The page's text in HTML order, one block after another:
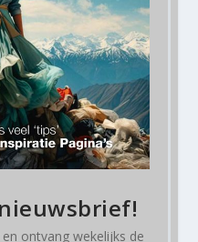
ontvang wekelijks de